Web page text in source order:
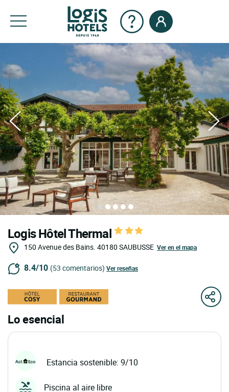
Logis Hôtel Thermal
150 Avenue des Bains. 40180 SAUBUSSE Ver en el mapa
8.4/10 (53 comentarios) Ver reseñas
Lo esencial
Estancia sostenible: 9/10
Piscina al aire libre